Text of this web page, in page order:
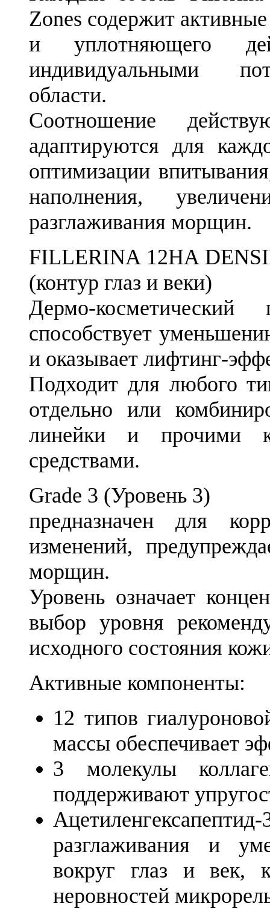
Zones содержит
и уплотняющего
индивидуальными
области.
Соотношение
адаптируются для
оптимизации
наполнения,
разглаживания морщин.
FILLERINA 12HA
(контур глаз и веки)
Дермо-
способствует
и оказывает лифтинг-
Подходит для любого
отдельно или
линейки и прочими
средствами.
Grade 3 (Уровень 3)
предназначен для
изменений,
морщин.
Уровень означает
выбор уровня
исходного состояния
Активные компоненты:
12 типов
массы обеспечивает
3 молекулы
поддерживают
разглаживания и
вокруг глаз и век,
неровностей